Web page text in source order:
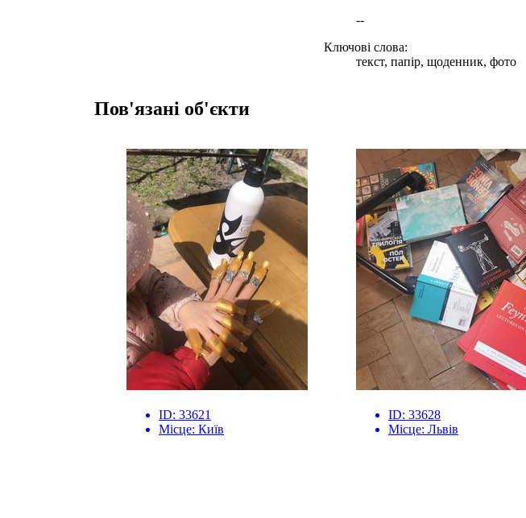
--
Ключові слова:
текст, папір, щоденник, фото
Пов'язані об'єкти
ID: 33621
Місце: Київ
ID: 33628
Місце: Львів